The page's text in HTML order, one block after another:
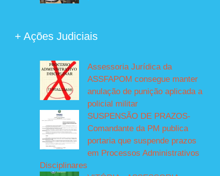
+ Ações Judiciais
Assessoria Jurídica da
ASSFAPOM consegue manter
anulação de punição aplicada a
policial militar
SUSPENSÃO DE PRAZOS-
Comandante da PM publica
portaria que suspende prazos
em Processos Administrativos
Disciplinares